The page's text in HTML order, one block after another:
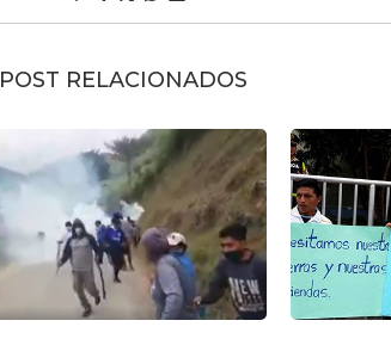
POST RELACIONADOS